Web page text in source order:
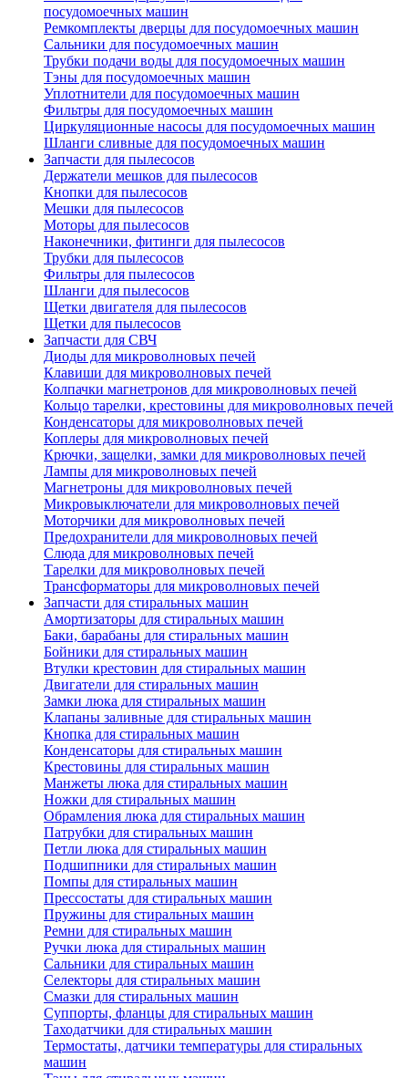
посудомоечных машин
Ремкомплекты дверцы для посудомоечных машин
Сальники для посудомоечных машин
Трубки подачи воды для посудомоечных машин
Тэны для посудомоечных машин
Уплотнители для посудомоечных машин
Фильтры для посудомоечных машин
Циркуляционные насосы для посудомоечных машин
Шланги сливные для посудомоечных машин
Запчасти для пылесосов
Держатели мешков для пылесосов
Кнопки для пылесосов
Мешки для пылесосов
Моторы для пылесосов
Наконечники, фитинги для пылесосов
Трубки для пылесосов
Фильтры для пылесосов
Шланги для пылесосов
Щетки двигателя для пылесосов
Щетки для пылесосов
Запчасти для СВЧ
Диоды для микроволновых печей
Клавиши для микроволновых печей
Колпачки магнетронов для микроволновых печей
Кольцо тарелки, крестовины для микроволновых печей
Конденсаторы для микроволновых печей
Коплеры для микроволновых печей
Крючки, защелки, замки для микроволновых печей
Лампы для микроволновых печей
Магнетроны для микроволновых печей
Микровыключатели для микроволновых печей
Моторчики для микроволновых печей
Предохранители для микроволновых печей
Слюда для микроволновых печей
Тарелки для микроволновых печей
Трансформаторы для микроволновых печей
Запчасти для стиральных машин
Амортизаторы для стиральных машин
Баки, барабаны для стиральных машин
Бойники для стиральных машин
Втулки крестовин для стиральных машин
Двигатели для стиральных машин
Замки люка для стиральных машин
Клапаны заливные для стиральных машин
Кнопка для стиральных машин
Конденсаторы для стиральных машин
Крестовины для стиральных машин
Манжеты люка для стиральных машин
Ножки для стиральных машин
Обрамления люка для стиральных машин
Патрубки для стиральных машин
Петли люка для стиральных машин
Подшипники для стиральных машин
Помпы для стиральных машин
Прессостаты для стиральных машин
Пружины для стиральных машин
Ремни для стиральных машин
Ручки люка для стиральных машин
Сальники для стиральных машин
Селекторы для стиральных машин
Смазки для стиральных машин
Суппорты, фланцы для стиральных машин
Таходатчики для стиральных машин
Термостаты, датчики температуры для стиральных
машин